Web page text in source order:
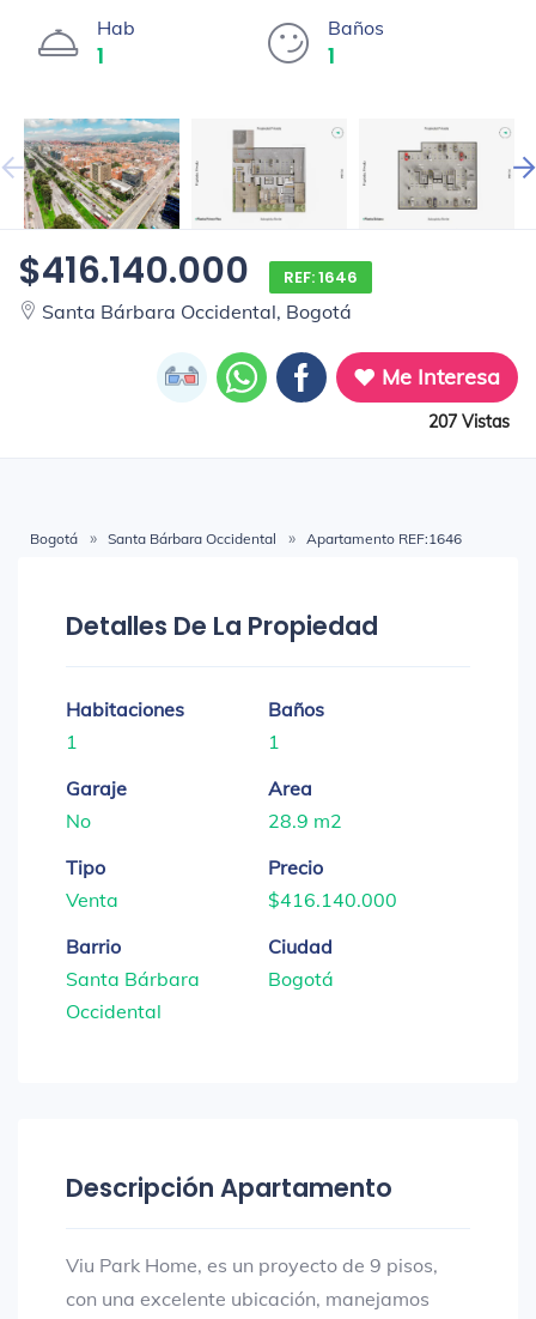
Hab
1
Baños
1
$416.140.000 REF: 1646
Santa Bárbara Occidental, Bogotá
Me Interesa
207 Vistas
Bogotá Santa Bárbara Occidental Apartamento REF:1646
Detalles De La Propiedad
Habitaciones
1
Baños
1
Garaje
No
Area
28.9 m2
Tipo
Venta
Precio
$416.140.000
Barrio
Santa Bárbara
Occidental
Ciudad
Bogotá
Descripción Apartamento
Viu Park Home, es un proyecto de 9 pisos,
con una excelente ubicación, manejamos